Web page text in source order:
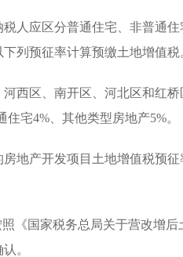
应区分普通住宅、非普通住
列预征率计算预缴土地增值税
区、南开区、河北区和红桥
宅4%、其他类型房地产5%。
产开发项目土地增值税预征
国家税务总局关于营改增后
。